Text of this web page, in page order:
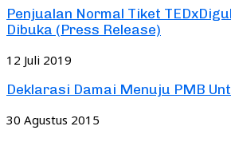
Penjualan Normal Tiket
Dibuka (Press Release)
12 Juli 2019
Deklarasi Damai Menuju PMB
30 Agustus 2015